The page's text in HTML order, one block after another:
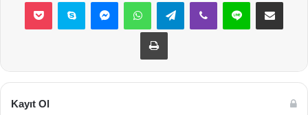
Yazdır
Kayıt Ol